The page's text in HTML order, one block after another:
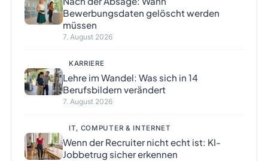
Bewerbungsdaten gelöscht werden
müssen
7. August 2026
KARRIERE
Lehre im Wandel: Was sich in 14
Berufsbildern verändert
7. August 2026
IT, COMPUTER & INTERNET
Wenn der Recruiter nicht echt ist: KI-
Jobbetrug sicher erkennen